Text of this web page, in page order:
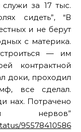
за 17 тыс.
сидеть”, “В
и не берут
с материка.
— им
контрактной
доки, проходил
все сделал.
нах. Потрачено